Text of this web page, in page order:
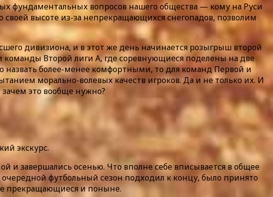
фундаментальных вопросов нашего общества — кому на Руси
высоте из-за непрекращающихся снегопадов, позволим
дивизиона, и в этот же день начинается розыгрыш второй
Второй лиги А, где соревнующиеся поделены на две
назвать более-менее комфортными, то для команд Первой и
морально-волевых качеств игроков. Да и не только их. И
это вообще нужно?
экскурс.
и завершались осенью. Что вполне себе вписывается в общее
футбольный сезон подходил к концу, было принято
прекращающиеся и поныне.